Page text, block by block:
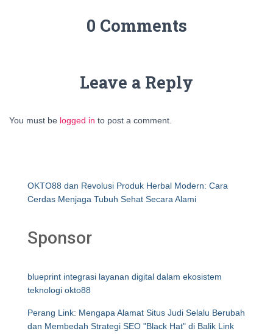
0 Comments
Leave a Reply
You must be logged in to post a comment.
OKTO88 dan Revolusi Produk Herbal Modern: Cara
Cerdas Menjaga Tubuh Sehat Secara Alami
Sponsor
blueprint integrasi layanan digital dalam ekosistem
teknologi okto88
Perang Link: Mengapa Alamat Situs Judi Selalu Berubah
dan Membedah Strategi SEO "Black Hat" di Balik Link